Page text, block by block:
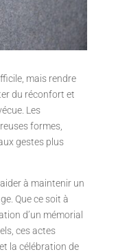
mais rendre
du réconfort et
Les
formes,
gestes plus
à maintenir un
Que ce soit à
d’un mémorial
ces actes
la célébration de